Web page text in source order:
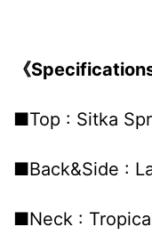
《Specifications
■Top : Sitka
■Back&Side :
■Neck :